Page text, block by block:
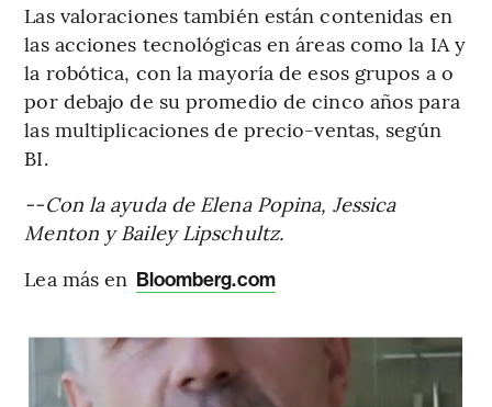
Las valoraciones también están contenidas en
las acciones tecnológicas en áreas como la IA y
la robótica, con la mayoría de esos grupos a o
por debajo de su promedio de cinco años para
las multiplicaciones de precio-ventas, según
BI.
--Con la ayuda de Elena Popina, Jessica
Menton y Bailey Lipschultz.
Lea más en Bloomberg.com